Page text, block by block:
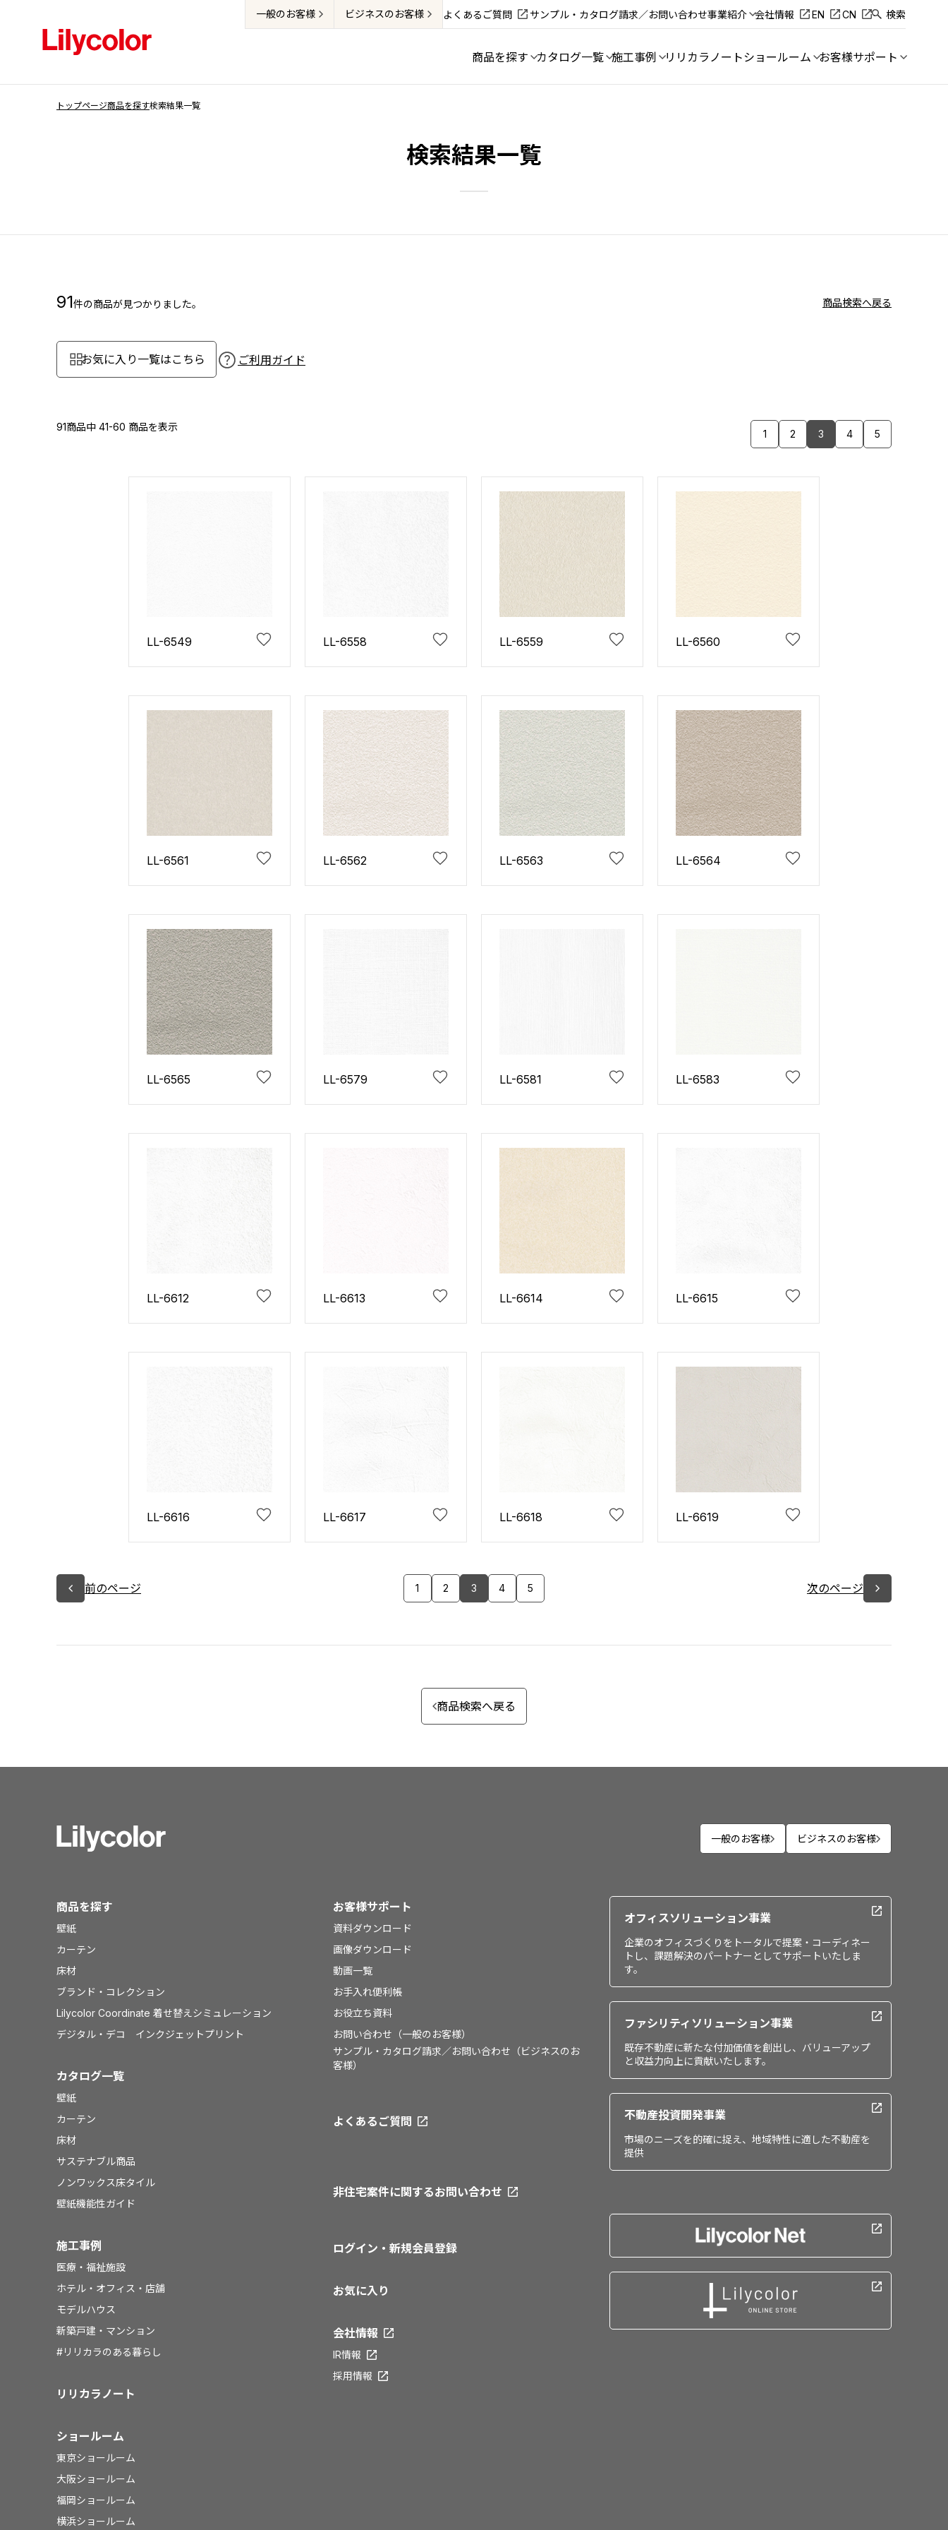
一般のお客様 ビジネスのお客様 よくあるご質問 サンプル・カタログ請求／お問い合わせ事業紹介 会社情報 EN CN 検索
商品を探す カタログ一覧 施工事例 リリカラノートショールーム お客様サポート
トップページ商品を探す検索結果一覧
検索結果一覧
91件の商品が見つかりました。 商品検索へ戻る
お気に入り一覧はこちら ご利用ガイド
91商品中 41-60 商品を表示
1 2 3 4 5
LL-6549 LL-6558 LL-6559 LL-6560
LL-6561 LL-6562 LL-6563 LL-6564
LL-6565 LL-6579 LL-6581 LL-6583
LL-6612 LL-6613 LL-6614 LL-6615
LL-6616 LL-6617 LL-6618 LL-6619
前のページ 1 2 3 4 5 次のページ
商品検索へ戻る
一般のお客様 ビジネスのお客様
商品を探す
壁紙
カーテン
床材
ブランド・コレクション
Lilycolor Coordinate 着せ替えシミュレーション
デジタル・デコ インクジェットプリント
カタログ一覧
壁紙
カーテン
床材
サステナブル商品
ノンワックス床タイル
壁紙機能性ガイド
施工事例
医療・福祉施設
ホテル・オフィス・店舗
モデルハウス
新築戸建・マンション
#リリカラのある暮らし
リリカラノート
ショールーム
東京ショールーム
大阪ショールーム
福岡ショールーム
横浜ショールーム
お客様サポート
資料ダウンロード
画像ダウンロード
動画一覧
お手入れ便利帳
お役立ち資料
お問い合わせ（一般のお客様）
サンプル・カタログ請求／お問い合わせ（ビジネスのお
客様）
よくあるご質問
非住宅案件に関するお問い合わせ
ログイン・新規会員登録
お気に入り
会社情報
IR情報
採用情報
オフィスソリューション事業
企業のオフィスづくりをトータルで提案・コーディネー
トし、課題解決のパートナーとしてサポートいたしま
す。
ファシリティソリューション事業
既存不動産に新たな付加価値を創出し、バリューアップ
と収益力向上に貢献いたします。
不動産投資開発事業
市場のニーズを的確に捉え、地域特性に適した不動産を
提供